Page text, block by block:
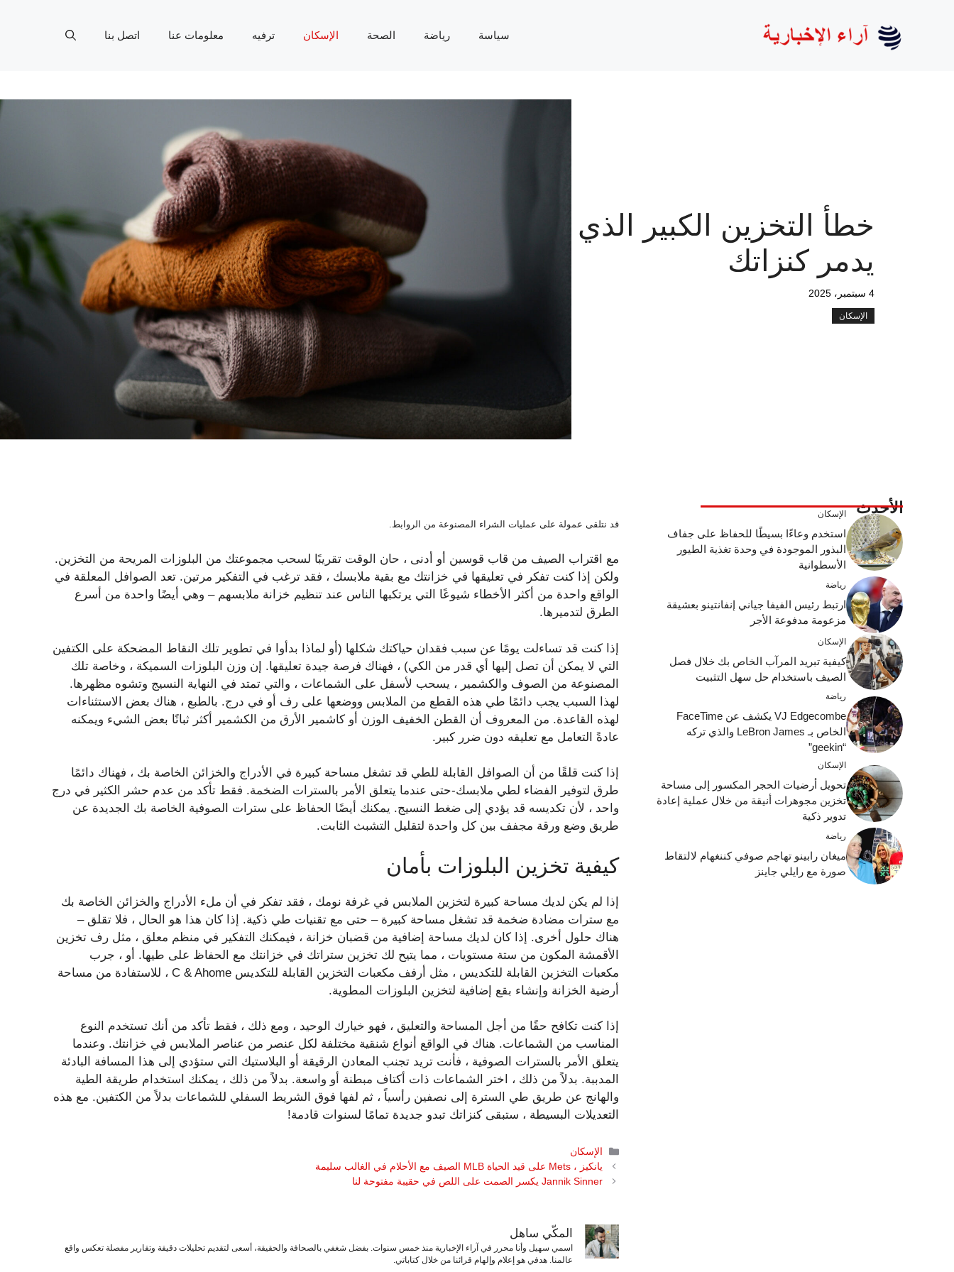
سياسة رياضة الصحة الإسكان ترفيه معلومات عنا اتصل بنا
خطأ التخزين الكبير الذي
يدمر كنزاتك
4 سبتمبر، 2025
الإسكان
قد نتلقى عمولة على عمليات الشراء المصنوعة من الروابط.
مع اقتراب الصيف من قاب قوسين أو أدنى ، حان الوقت تقريبًا لسحب مجموعتك من البلوزات المريحة من التخزين.
ولكن إذا كنت تفكر في تعليقها في خزانتك مع بقية ملابسك ، فقد ترغب في التفكير مرتين. تعد الصوافل المعلقة في
الواقع واحدة من أكثر الأخطاء شيوعًا التي يرتكبها الناس عند تنظيم خزانة ملابسهم – وهي أيضًا واحدة من أسرع
الطرق لتدميرها.
إذا كنت قد تساءلت يومًا عن سبب فقدان حياكتك ​​شكلها (أو لماذا بدأوا في تطوير تلك النقاط المضحكة على الكتفين
التي لا يمكن أن تصل إليها أي قدر من الكي) ، فهناك فرصة جيدة تعليقها. إن وزن البلوزات السميكة ، وخاصة تلك
المصنوعة من الصوف والكشمير ، يسحب لأسفل على الشماعات ، والتي تمتد في النهاية النسيج وتشوه مظهرها.
لهذا السبب يجب دائمًا طي هذه القطع من الملابس ووضعها على رف أو في درج. بالطبع ، هناك بعض الاستثناءات
لهذه القاعدة. من المعروف أن القطن الخفيف الوزن أو كاشمير الأرق من الكشمير أكثر ثباتًا بعض الشيء ويمكنه
عادةً التعامل مع تعليقه دون ضرر كبير.
إذا كنت قلقًا من أن الصوافل القابلة للطي قد تشغل مساحة كبيرة في الأدراج والخزائن الخاصة بك ، فهناك دائمًا
طرق لتوفير الفضاء لطي ملابسك-حتى عندما يتعلق الأمر بالسترات الضخمة. فقط تأكد من عدم حشر الكثير في درج
واحد ، لأن تكديسه قد يؤدي إلى ضغط النسيج. يمكنك أيضًا الحفاظ على سترات الصوفية الخاصة بك الجديدة عن
طريق وضع ورقة مجفف بين كل واحدة لتقليل التشبث الثابت.
كيفية تخزين البلوزات بأمان
إذا لم يكن لديك مساحة كبيرة لتخزين الملابس في غرفة نومك ، فقد تفكر في أن ملء الأدراج والخزائن الخاصة بك
مع سترات مضادة ضخمة قد تشغل مساحة كبيرة – حتى مع تقنيات طي ذكية. إذا كان هذا هو الحال ، فلا تقلق –
هناك حلول أخرى. إذا كان لديك مساحة إضافية من قضبان خزانة ، فيمكنك التفكير في منظم معلق ، مثل رف تخزين
الأقمشة المكون من ستة مستويات ، مما يتيح لك تخزين ستراتك في خزانتك مع الحفاظ على طيها. أو ، جرب
مكعبات التخزين القابلة للتكديس ، مثل أرفف مكعبات التخزين القابلة للتكديس C & Ahome ، للاستفادة من مساحة
أرضية الخزانة وإنشاء بقع إضافية لتخزين البلوزات المطوية.
إذا كنت تكافح حقًا من أجل المساحة والتعليق ، فهو خيارك الوحيد ، ومع ذلك ، فقط تأكد من أنك تستخدم النوع
المناسب من الشماعات. هناك في الواقع أنواع شنقية مختلفة لكل عنصر من عناصر الملابس في خزانتك. وعندما
يتعلق الأمر بالسترات الصوفية ، فأنت تريد تجنب المعادن الرقيقة أو البلاستيك التي ستؤدي إلى هذا المسافة البادئة
المدببة. بدلاً من ذلك ، اختر الشماعات ذات أكتاف مبطنة أو واسعة. بدلاً من ذلك ، يمكنك استخدام طريقة الطية
والهانج عن طريق طي السترة إلى نصفين رأسياً ، ثم لفها فوق الشريط السفلي للشماعات بدلاً من الكتفين. مع هذه
التعديلات البسيطة ، ستبقى كنزاتك تبدو جديدة تمامًا لسنوات قادمة!
التصنيفات
الإسكان
يانكيز ، Mets على قيد الحياة MLB الصيف مع الأحلام في الغالب سليمة
Jannik Sinner يكسر الصمت على اللص في حقيبة مفتوحة لنا
المكّي ساهل
اسمي سهيل وأنا محرر في آراء الإخبارية منذ خمس سنوات. بفضل شغفي بالصحافة والحقيقة، أسعى لتقديم تحليلات دقيقة وتقارير مفصلة تعكس واقع
عالمنا. هدفي هو إعلام وإلهام قرائنا من خلال كتاباتي.
الأحدث الإسكان
استخدم وعاءًا بسيطًا للحفاظ على جفاف
البذور الموجودة في وحدة تغذية الطيور
الأسطوانية
رياضة
ارتبط رئيس الفيفا جياني إنفانتينو بعشيقة
مزعومة مدفوعة الأجر
الإسكان
كيفية تبريد المرآب الخاص بك خلال فصل
الصيف باستخدام حل سهل التثبيت
رياضة
VJ Edgecombe يكشف عن FaceTime
الخاص بـ LeBron James والذي تركه
“geekin”
الإسكان
تحويل أرضيات الحجر المكسور إلى مساحة
تخزين مجوهرات أنيقة من خلال عملية إعادة
تدوير ذكية
رياضة
ميغان رابينو تهاجم صوفي كننغهام لالتقاط
صورة مع رايلي جاينز